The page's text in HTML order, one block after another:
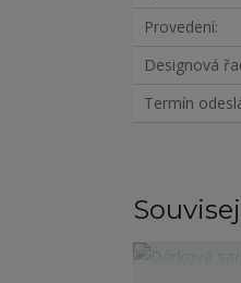
Provedení
Designová
Termín